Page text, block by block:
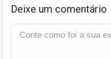
Deixe um comentário